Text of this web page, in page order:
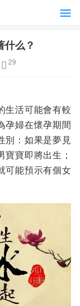
什么？
29
生活可能會有較
孕婦在懷孕期間
別：如果是夢見
寶即將出生；
可能預示有個女